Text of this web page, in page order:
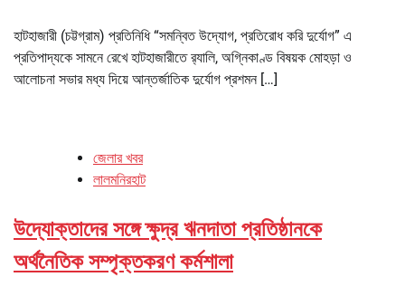
হাটহাজারী (চট্টগ্রাম) প্রতিনিধি “সমন্বিত উদ্যোগ, প্রতিরোধ করি দুর্যোগ” এ
প্রতিপাদ্যকে সামনে রেখে হাটহাজারীতে র‌্যালি, অগ্নিকাণ্ড বিষয়ক মোহড়া ও
আলোচনা সভার মধ্য দিয়ে আন্তর্জাতিক দুর্যোগ প্রশমন […]
জেলার খবর
লালমনিরহাট
উদ্যোক্তাদের সঙ্গে ক্ষুদ্র ঋনদাতা প্রতিষ্ঠানকে
অর্থনৈতিক সম্পৃক্তকরণ কর্মশালা